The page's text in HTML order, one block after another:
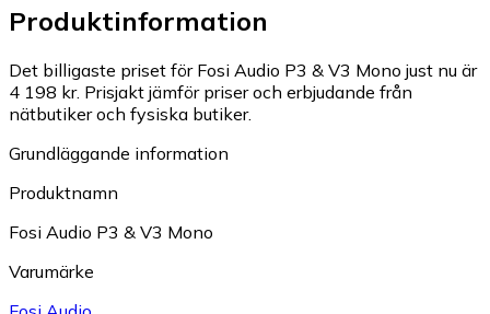
Produktinformation
Det billigaste priset för Fosi Audio P3 & V3 Mono just nu är
4 198 kr. Prisjakt jämför priser och erbjudande från
nätbutiker och fysiska butiker.
Grundläggande information
Produktnamn
Fosi Audio P3 & V3 Mono
Varumärke